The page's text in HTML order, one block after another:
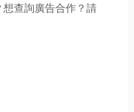
查詢廣告合作？請